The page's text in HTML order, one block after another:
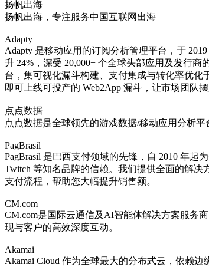
扬帆出海
扬帆出海，专注服务中国互联网出海
Adapty
Adapty 是移动应用的订阅分析管理平台，于
升 24%，深受 20,000+ 个全球头部应用及发行
台，集可视化漏斗构建、支付集成与转化率优化
即可上线可投产的 Web2App 漏斗，让市场团队
点点数据
点点数据是全球领先的游戏数据/移动应用分析
PagBrasil
PagBrasil 是巴西支付领域的先锋，自 2010 年起
Twitch 等知名品牌的信赖。我们提供全面的解决
支付流程，帮助您大幅提升销售额。
CM.com
CM.com是国际云通信及AI智能体解决方案服务
现与客户的高效深度互动。
Akamai
Akamai Cloud 作为全球最大的分布式云，依赖